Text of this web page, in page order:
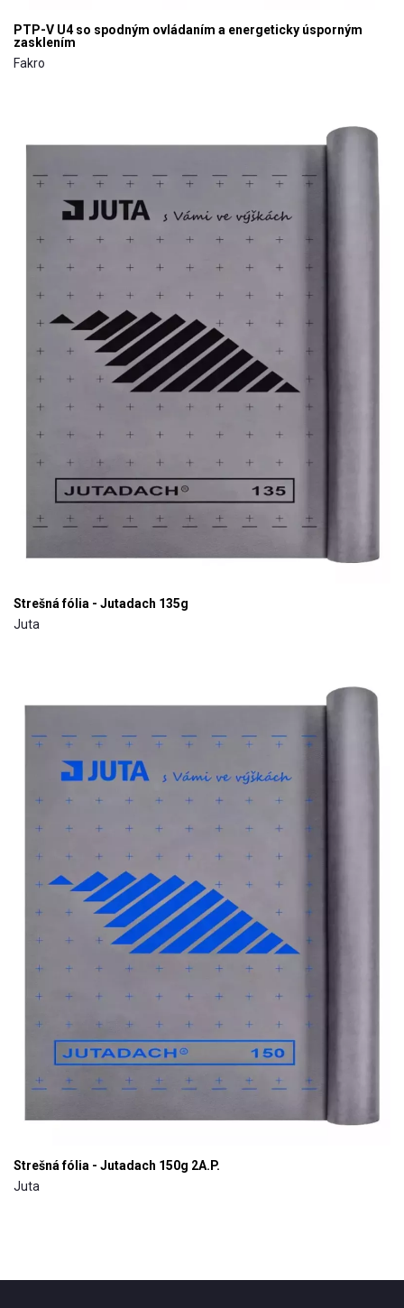
PTP-V U4 so spodným ovládaním a energeticky úsporným
zasklením
Fakro
Strešná fólia - Jutadach 135g
Juta
Strešná fólia - Jutadach 150g 2A.P.
Juta